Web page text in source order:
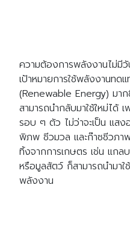
ความต้องการพลังงานไม่มี
เป้าหมายการใช้พลังงานทด
(Renewable Energy) มา
สามารถนำกลับมาใช้ใหม่ได้
รอบ ๆ ตัว ไม่ว่าจะเป็น แส
พิภพ ชีวมวล และก๊าซชีวภา
ทิ้งจากการเกษตร เช่น แก
หรือมูลสัตว์ ก็สามารถนำมา
พลังงาน